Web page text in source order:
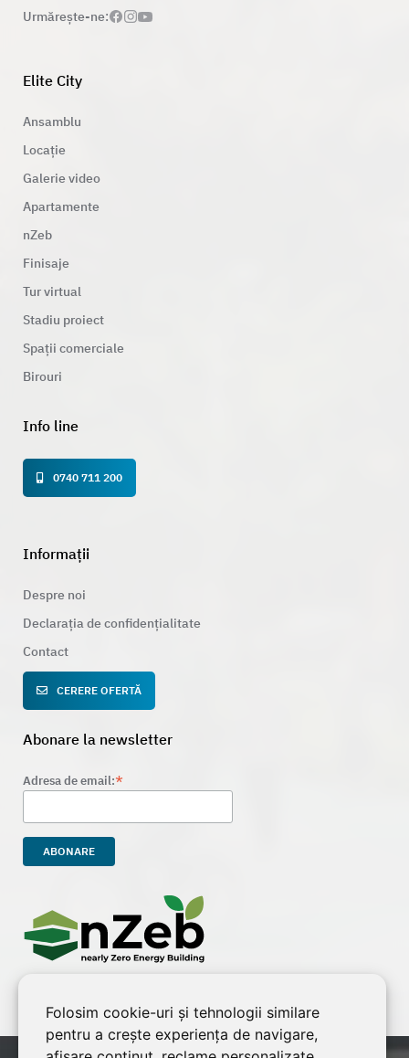
Folosim cookie-uri și tehnologii similare
pentru a crește experiența de navigare,
Urmăreşte-ne:
Elite City
Ansamblu
Locație
Galerie video
Apartamente
nZeb
Finisaje
Tur virtual
Stadiu proiect
Spații comerciale
Birouri
Info line
0740 711 200
Informații
Despre noi
Declarația de confidențialitate
Contact
CERERE OFERTĂ
Abonare la newsletter
Adresa de email:*